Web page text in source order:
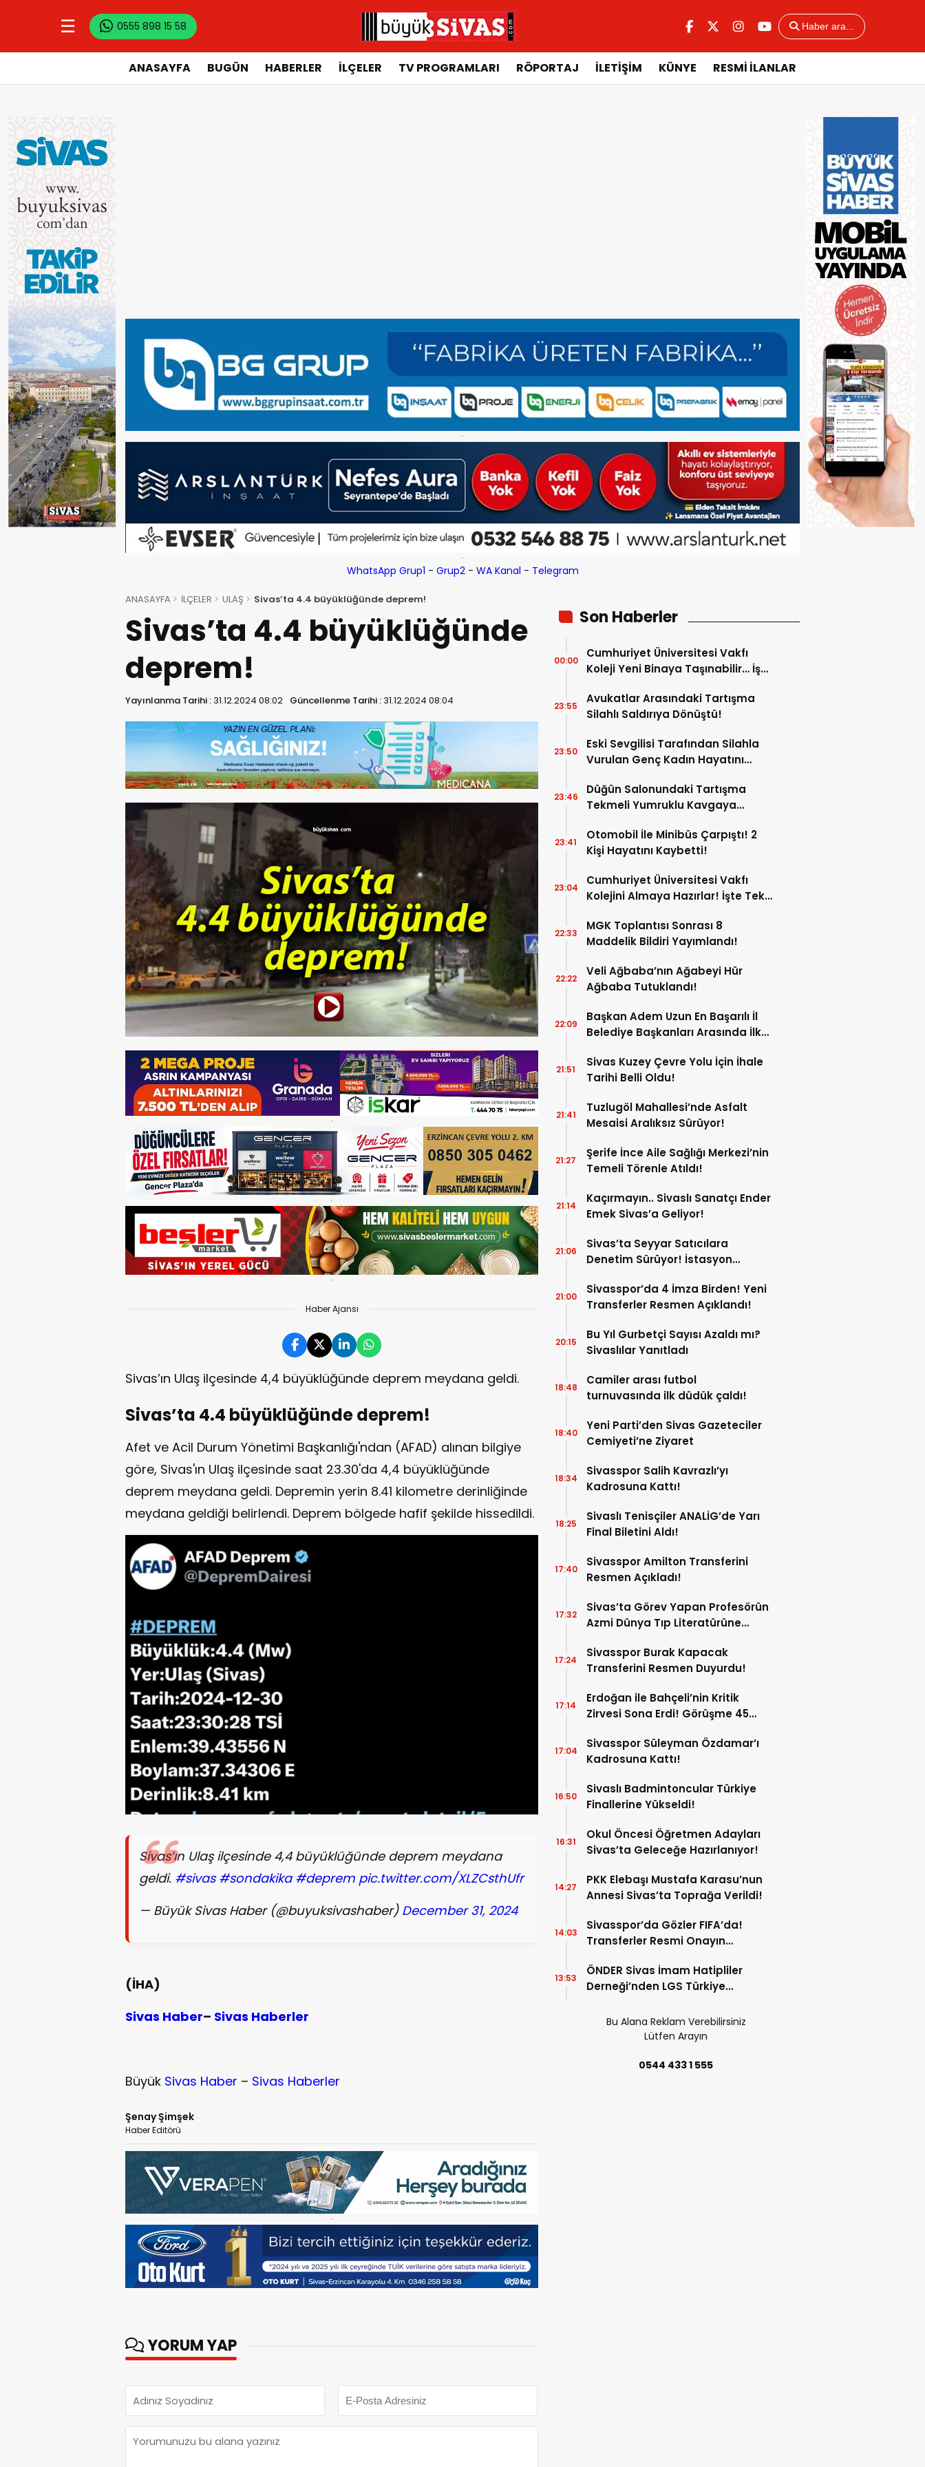
☰ 0555 898 15 58 Haber ara...
ANASAYFA BUGÜN HABERLER İLÇELER TV PROGRAMLARI RÖPORTAJ İLETİŞİM KÜNYE RESMİ İLANLAR
WhatsApp Grup1 - Grup2- WA Kanal - Telegram
ANASAYFA İLÇELER ULAŞ Sivas’ta 4.4 büyüklüğünde deprem!
Sivas’ta 4.4 büyüklüğünde
deprem!
Yayınlanma Tarihi :31.12.2024 08:02 Güncellenme Tarihi :31.12.2024 08:04
Haber Ajansı
Sivas’ın Ulaş ilçesinde 4,4 büyüklüğünde deprem meydana geldi.
Sivas’ta 4.4 büyüklüğünde deprem!
Afet ve Acil Durum Yönetimi Başkanlığı'ndan (AFAD) alınan bilgiye
göre, Sivas'ın Ulaş ilçesinde saat 23.30'da 4,4 büyüklüğünde
deprem meydana geldi. Depremin yerin 8.41 kilometre derinliğinde
meydana geldiği belirlendi. Deprem bölgede hafif şekilde hissedildi.
Sivas’ın Ulaş ilçesinde 4,4 büyüklüğünde deprem meydana
geldi. #sivas #sondakika #deprem pic.twitter.com/XLZCsthUfr
— Büyük Sivas Haber (@buyuksivashaber) December 31, 2024
(İHA)
Sivas Haber– Sivas Haberler
Büyük Sivas Haber – Sivas Haberler
Şenay Şimşek
Haber Editörü
YORUM YAP
Son Haberler
Cumhuriyet Üniversitesi Vakfı
Koleji Yeni Binaya Taşınabilir… İşte
00:00
Avukatlar Arasındaki Tartışma
Silahlı Saldırıya Dönüştü!
23:55
Eski Sevgilisi Tarafından Silahla
Vurulan Genç Kadın Hayatını
23:50
Düğün Salonundaki Tartışma
Tekmeli Yumruklu Kavgaya
23:46
Otomobil İle Minibüs Çarpıştı! 2
Kişi Hayatını Kaybetti!
23:41
Cumhuriyet Üniversitesi Vakfı
Kolejini Almaya Hazırlar! İşte Tek
23:04
MGK Toplantısı Sonrası 8
Maddelik Bildiri Yayımlandı!
22:33
Veli Ağbaba’nın Ağabeyi Hür
Ağbaba Tutuklandı!
22:22
Başkan Adem Uzun En Başarılı İl
Belediye Başkanları Arasında İlk
22:09
Sivas Kuzey Çevre Yolu İçin İhale
Tarihi Belli Oldu!
21:51
Tuzlugöl Mahallesi’nde Asfalt
Mesaisi Aralıksız Sürüyor!
21:41
Şerife İnce Aile Sağlığı Merkezi’nin
Temeli Törenle Atıldı!
21:27
Kaçırmayın.. Sivaslı Sanatçı Ender
Emek Sivas’a Geliyor!
21:14
Sivas’ta Seyyar Satıcılara
Denetim Sürüyor! İstasyon
21:06
Sivasspor’da 4 İmza Birden! Yeni
Transferler Resmen Açıklandı!
21:00
Bu Yıl Gurbetçi Sayısı Azaldı mı?
Sivaslılar Yanıtladı
20:15
Camiler arası futbol
turnuvasında ilk düdük çaldı!
18:48
Yeni Parti’den Sivas Gazeteciler
Cemiyeti’ne Ziyaret
18:40
Sivasspor Salih Kavrazlı’yı
Kadrosuna Kattı!
18:34
Sivaslı Tenisçiler ANALİG’de Yarı
Final Biletini Aldı!
18:25
Sivasspor Amilton Transferini
Resmen Açıkladı!
17:40
Sivas’ta Görev Yapan Profesörün
Azmi Dünya Tıp Literatürüne
17:32
Sivasspor Burak Kapacak
Transferini Resmen Duyurdu!
17:24
Erdoğan ile Bahçeli’nin Kritik
Zirvesi Sona Erdi! Görüşme 45
17:14
Sivasspor Süleyman Özdamar’ı
Kadrosuna Kattı!
17:04
Sivaslı Badmintoncular Türkiye
Finallerine Yükseldi!
16:50
Okul Öncesi Öğretmen Adayları
Sivas’ta Geleceğe Hazırlanıyor!
16:31
PKK Elebaşı Mustafa Karasu’nun
Annesi Sivas’ta Toprağa Verildi!
14:27
Sivasspor’da Gözler FIFA’da!
Transferler Resmi Onayın
14:03
ÖNDER Sivas İmam Hatipliler
Derneği’nden LGS Türkiye
13:53
Bu Alana Reklam Verebilirsiniz
Lütfen Arayın
0544 433 1 555